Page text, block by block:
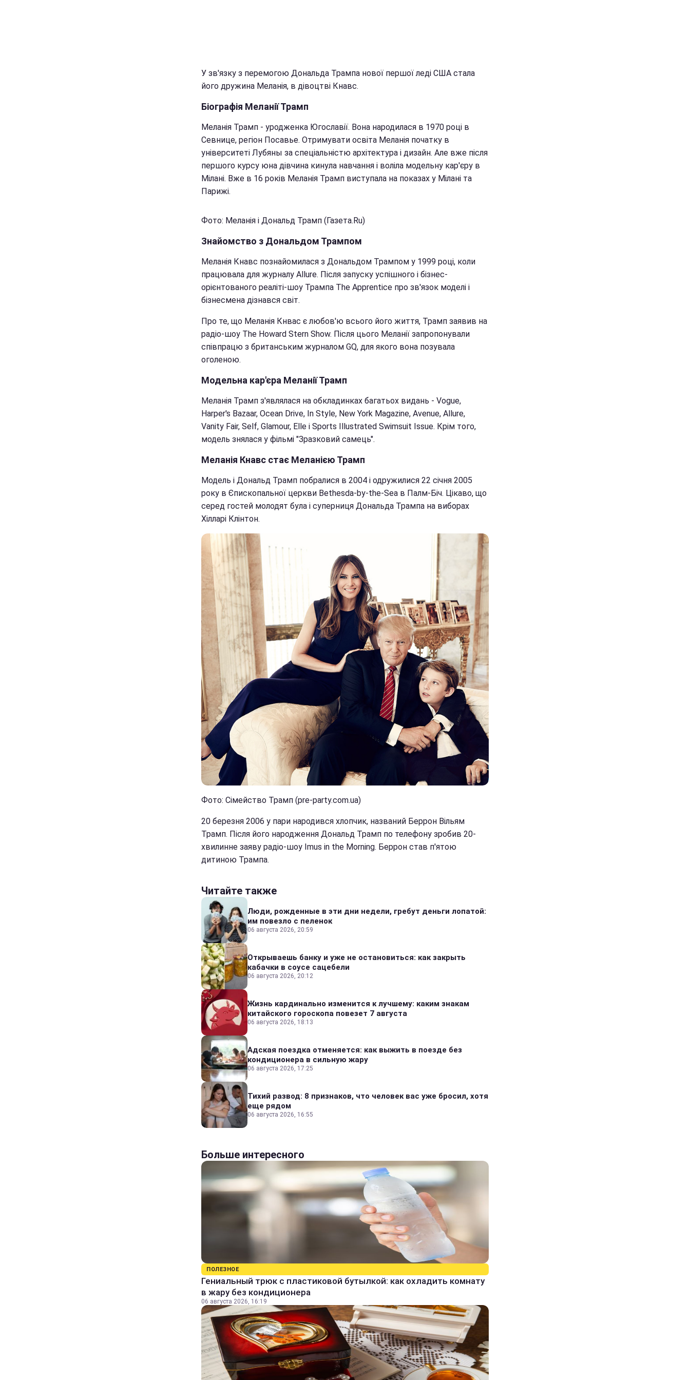
У зв'язку з перемогою Дональда Трампа нової першої леді США стала
його дружина Меланія, в дівоцтві Кнавс.
Біографія Меланії Трамп
Меланія Трамп - уродженка Югославії. Вона народилася в 1970 році в
Севнице, регіон Посавье. Отримувати освіта Меланія початку в
університеті Лубяны за спеціальністю архітектура і дизайн. Але вже після
першого курсу юна дівчина кинула навчання і воліла модельну кар'єру в
Мілані. Вже в 16 років Меланія Трамп виступала на показах у Мілані та
Парижі.
Фото: Меланія і Дональд Трамп (Газета.Ru)
Знайомство з Дональдом Трампом
Меланія Кнавс познайомилася з Дональдом Трампом у 1999 році, коли
працювала для журналу Allure. Після запуску успішного і бізнес-
орієнтованого реаліті-шоу Трампа The Apprentice про зв'язок моделі і
бізнесмена дізнався світ.
Про те, що Меланія Кнвас є любов'ю всього його життя, Трамп заявив на
радіо-шоу The Howard Stern Show. Після цього Меланії запропонували
співпрацю з британським журналом GQ, для якого вона позувала
оголеною.
Модельна кар'єра Меланії Трамп
Меланія Трамп з'являлася на обкладинках багатьох видань - Vogue,
Harper's Bazaar, Ocean Drive, In Style, New York Magazine, Avenue, Allure,
Vanity Fair, Self, Glamour, Elle і Sports Illustrated Swimsuit Issue. Крім того,
модель знялася у фільмі "Зразковий самець".
Меланія Кнавс стає Меланією Трамп
Модель і Дональд Трамп побралися в 2004 і одружилися 22 січня 2005
року в Єпископальної церкви Bethesda-by-the-Sea в Палм-Біч. Цікаво, що
серед гостей молодят була і суперниця Дональда Трампа на виборах
Хілларі Клінтон.
Фото: Сімейство Трамп (pre-party.com.ua)
20 березня 2006 у пари народився хлопчик, названий Беррон Вільям
Трамп. Після його народження Дональд Трамп по телефону зробив 20-
хвилинне заяву радіо-шоу Imus in the Morning. Беррон став п'ятою
дитиною Трампа.
Читайте также
Люди, рожденные в эти дни недели, гребут деньги лопатой:
им повезло с пеленок
06 августа 2026, 20:59
Открываешь банку и уже не остановиться: как закрыть
кабачки в соусе сацебели
06 августа 2026, 20:12
Жизнь кардинально изменится к лучшему: каким знакам
китайского гороскопа повезет 7 августа
06 августа 2026, 18:13
Адская поездка отменяется: как выжить в поезде без
кондиционера в сильную жару
06 августа 2026, 17:25
Тихий развод: 8 признаков, что человек вас уже бросил, хотя
еще рядом
06 августа 2026, 16:55
Больше интересного
ПОЛЕЗНОЕ
Гениальный трюк с пластиковой бутылкой: как охладить комнату
в жару без кондиционера
06 августа 2026, 16:19